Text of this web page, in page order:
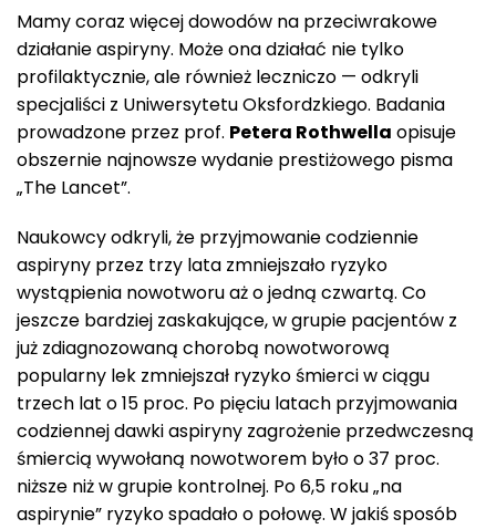
Mamy coraz więcej dowodów na przeciwrakowe
działanie aspiryny. Może ona działać nie tylko
profilaktycznie, ale również leczniczo — odkryli
specjaliści z Uniwersytetu Oksfordzkiego. Badania
prowadzone przez prof. Petera Rothwella opisuje
obszernie najnowsze wydanie prestiżowego pisma
„The Lancet”.
Naukowcy odkryli, że przyjmowanie codziennie
aspiryny przez trzy lata zmniejszało ryzyko
wystąpienia nowotworu aż o jedną czwartą. Co
jeszcze bardziej zaskakujące, w grupie pacjentów z
już zdiagnozowaną chorobą nowotworową
popularny lek zmniejszał ryzyko śmierci w ciągu
trzech lat o 15 proc. Po pięciu latach przyjmowania
codziennej dawki aspiryny zagrożenie przedwczesną
śmiercią wywołaną nowotworem było o 37 proc.
niższe niż w grupie kontrolnej. Po 6,5 roku „na
aspirynie” ryzyko spadało o połowę. W jakiś sposób